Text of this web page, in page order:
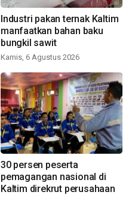
Industri pakan ternak Kaltim
manfaatkan bahan baku
bungkil sawit
Kamis, 6 Agustus 2026
30 persen peserta
pemagangan nasional di
Kaltim direkrut perusahaan